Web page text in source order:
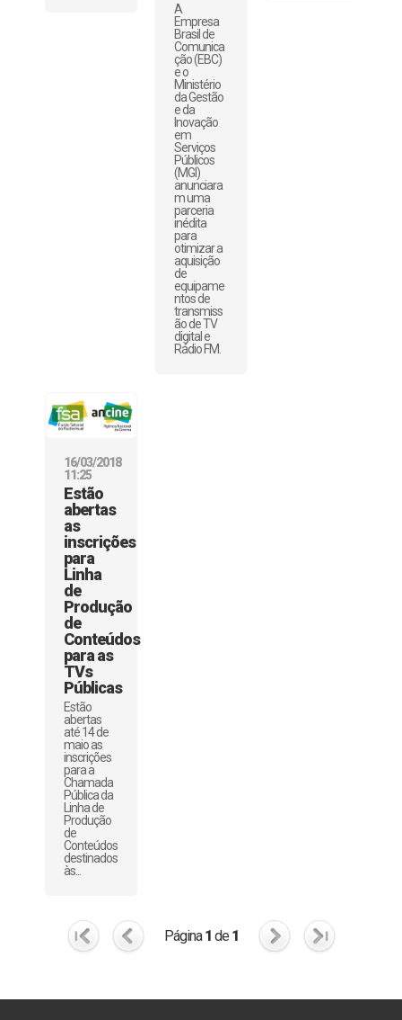
A
Empresa
Brasil de
Comunica
ção (EBC)
e o
Ministério
da Gestão
e da
Inovação
em
Serviços
Públicos
(MGI)
anunciara
m uma
parceria
inédita
para
otimizar a
aquisição
de
equipame
ntos de
transmiss
ão de TV
digital e
Rádio FM.
16/03/2018
11:25
Estão
abertas
as
inscrições
para
Linha
de
Produção
de
Conteúdos
para as
TVs
Públicas
Estão
abertas
até 14 de
maio as
inscrições
para a
Chamada
Pública da
Linha de
Produção
de
Conteúdos
destinados
às...
Página1 de 1